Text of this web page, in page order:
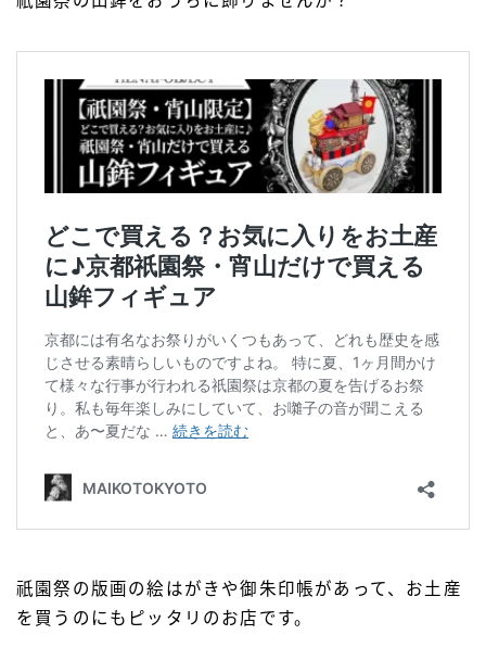
祇園祭の版画の絵はがきや御朱印帳があって、お土産
を買うのにもピッタリのお店です。